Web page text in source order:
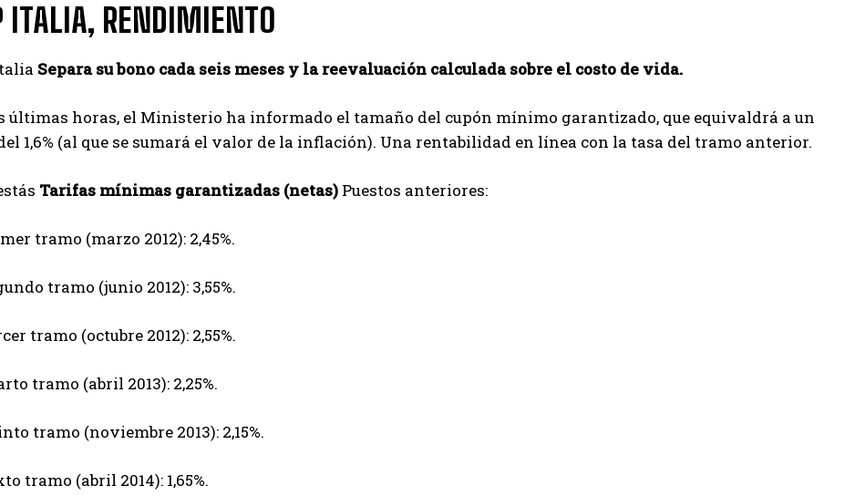
ITALIA, RENDIMIENTO
Separa su bono cada seis meses y la reevaluación calculada sobre el costo de vida.
últimas horas, el Ministerio ha informado el tamaño del cupón mínimo garantizado, que equivaldrá a un
1,6% (al que se sumará el valor de la inflación). Una rentabilidad en línea con la tasa del tramo anterior.
Tarifas mínimas garantizadas (netas) Puestos anteriores:
tramo (marzo 2012): 2,45%.
tramo (junio 2012): 3,55%.
tramo (octubre 2012): 2,55%.
tramo (abril 2013): 2,25%.
tramo (noviembre 2013): 2,15%.
tramo (abril 2014): 1,65%.